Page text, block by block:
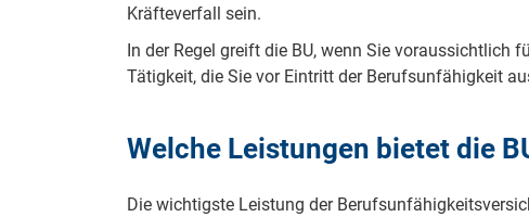
Kräfteverfall sein.
In der Regel greift die BU, wenn Sie
Tätigkeit, die Sie vor Eintritt der Berufsunfähigkeit
Welche Leistungen bietet die
Die wichtigste Leistung der